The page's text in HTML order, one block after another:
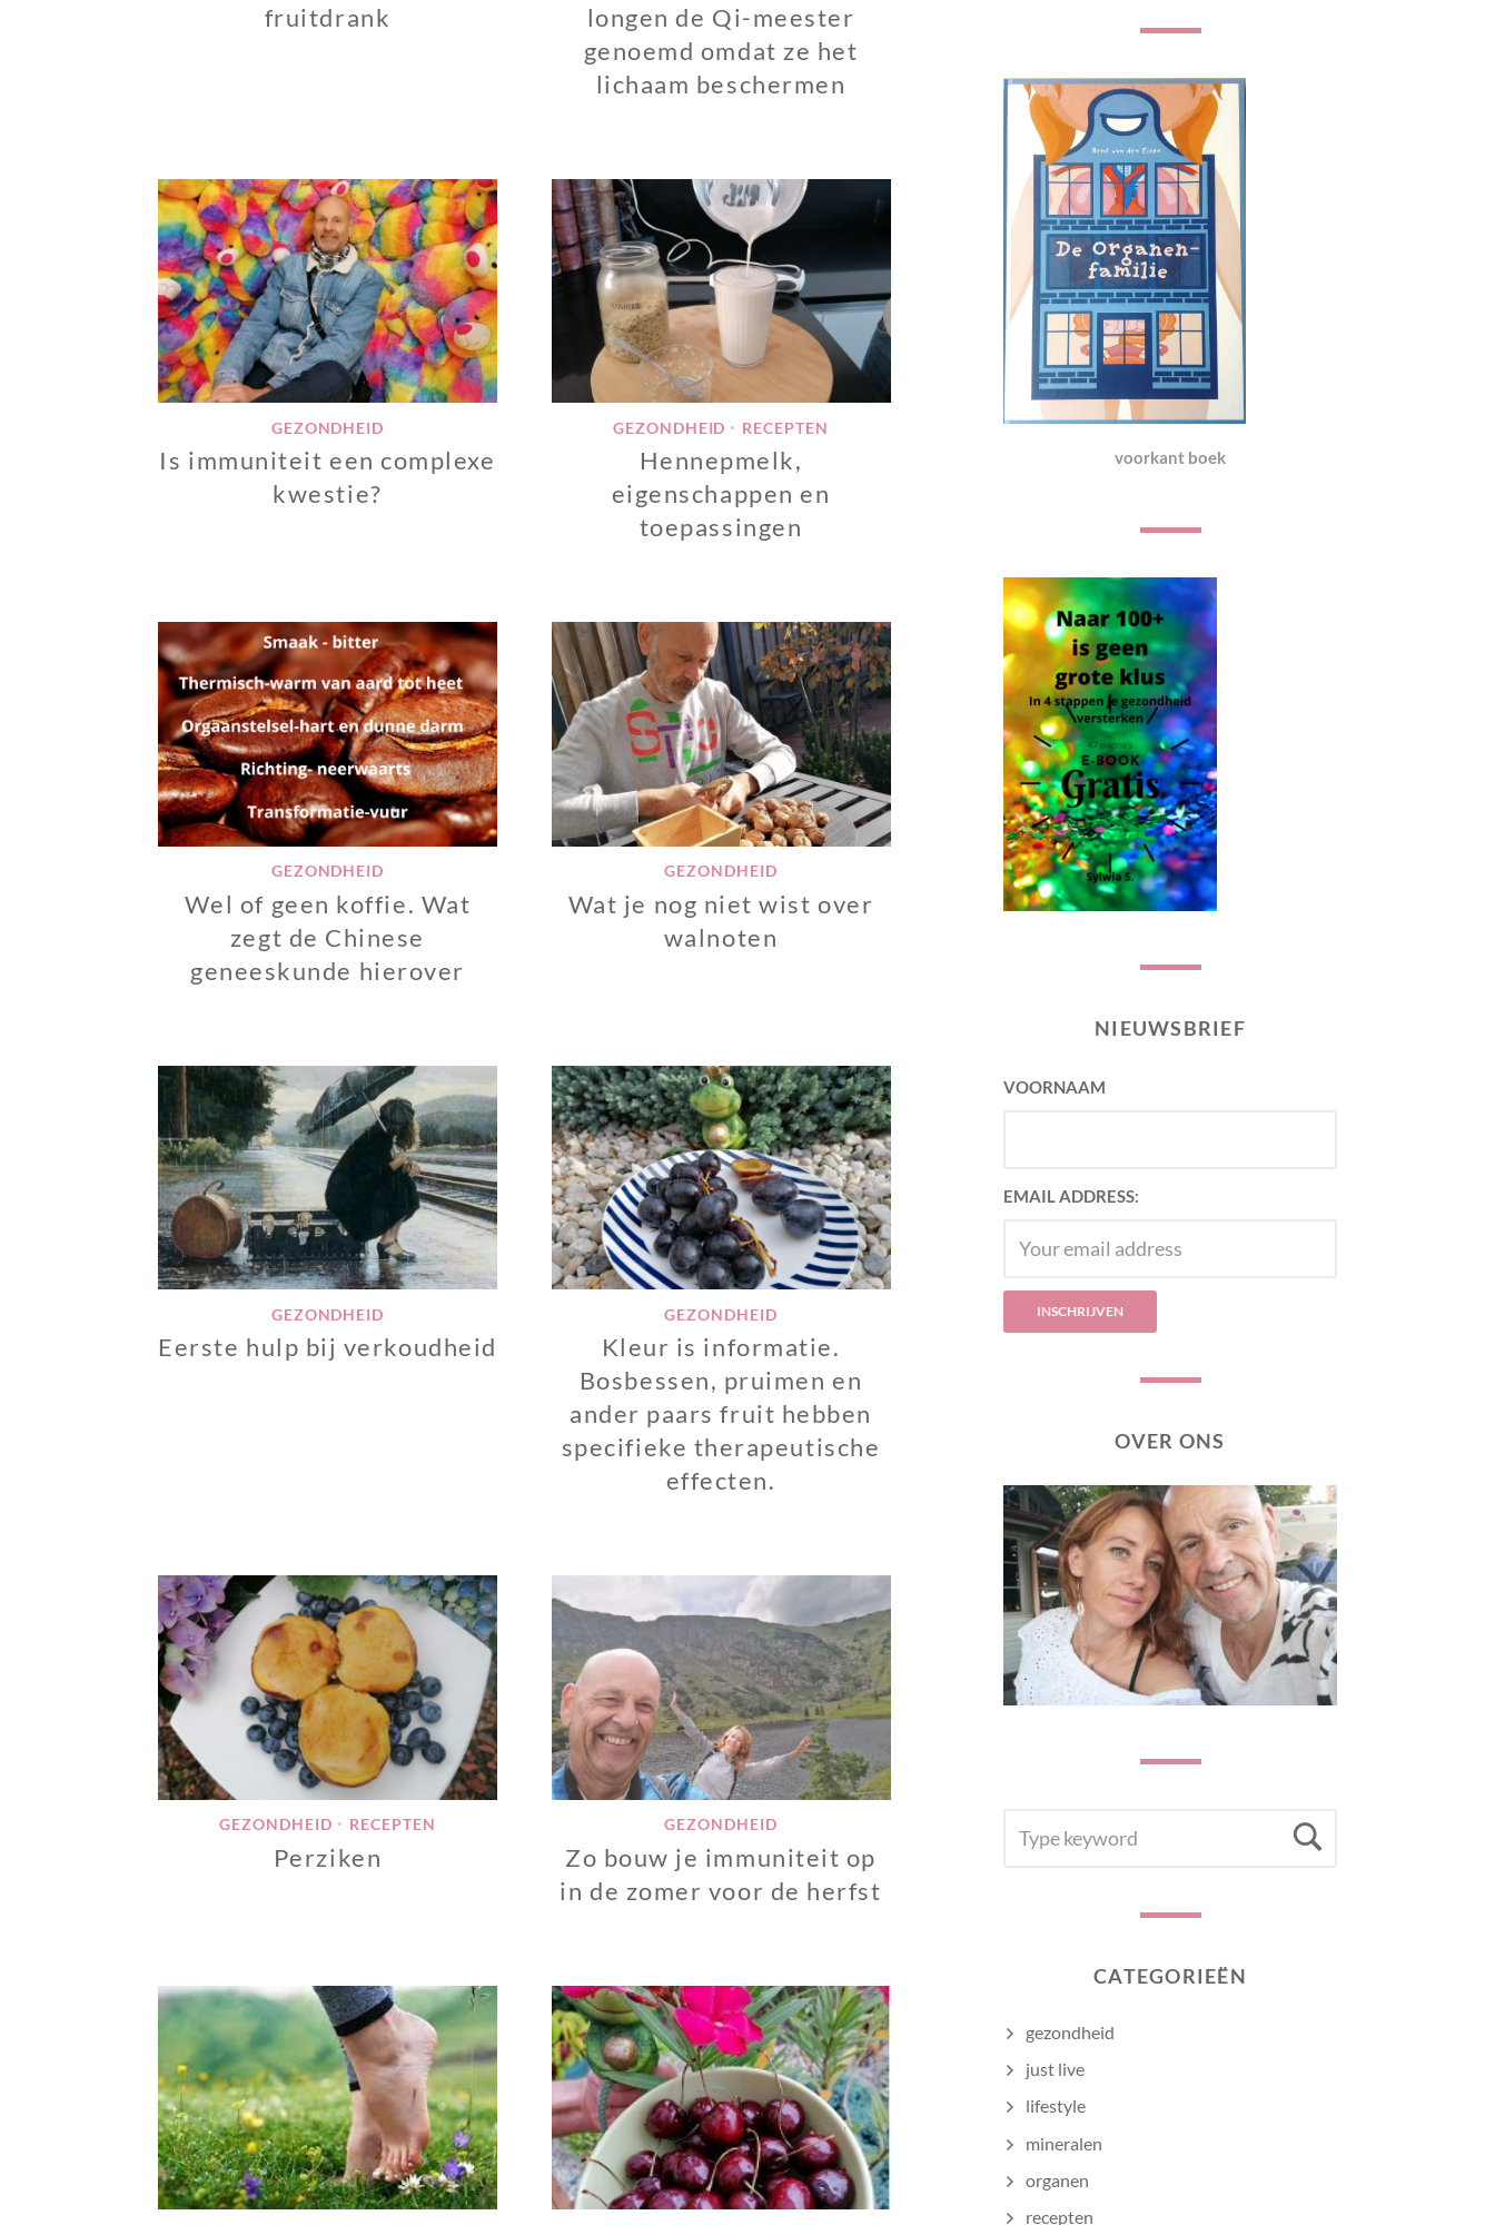
fruitdrank
longen de Qi-meester
genoemd omdat ze het
lichaam beschermen
GEZONDHEID
Is immuniteit een complexe
kwestie?
GEZONDHEID • RECEPTEN
Hennepmelk,
eigenschappen en
toepassingen
GEZONDHEID
Wel of geen koffie. Wat
zegt de Chinese
geneeskunde hierover
GEZONDHEID
Wat je nog niet wist over
walnoten
GEZONDHEID
Eerste hulp bij verkoudheid
GEZONDHEID
Kleur is informatie.
Bosbessen, pruimen en
ander paars fruit hebben
specifieke therapeutische
effecten.
GEZONDHEID • RECEPTEN
Perziken
GEZONDHEID
Zo bouw je immuniteit op
in de zomer voor de herfst
voorkant boek
NIEUWSBRIEF
VOORNAAM
EMAIL ADDRESS:
OVER ONS
FOR:
CATEGORIEËN
gezondheid
just live
lifestyle
mineralen
organen
recepten